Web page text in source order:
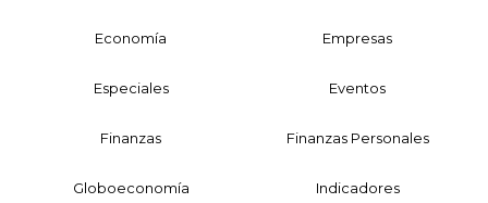
Economía Empresas
Especiales Eventos
Finanzas Finanzas Personales
Globoeconomía Indicadores